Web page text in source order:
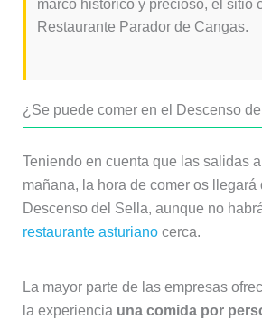
marco histórico y precioso, el sitio
Restaurante Parador de Cangas.
¿Se puede comer en el Descenso
Teniendo en cuenta que las salidas
mañana, la hora de comer os llegará
Descenso del Sella, aunque no
restaurante asturianocerca.
La mayor parte de las empresas
la experiencia una comida por